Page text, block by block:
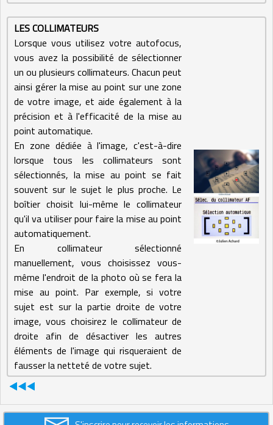
LES COLLIMATEURS
Lorsque vous utilisez votre autofocus,
vous avez la possibilité de sélectionner
un ou plusieurs collimateurs. Chacun peut
ainsi gérer la mise au point sur une zone
de votre image, et aide également à la
précision et à l'efficacité de la mise au
point automatique.
En zone dédiée à l'image, c'est-à-dire
lorsque tous les collimateurs sont
sélectionnés, la mise au point se fait
souvent sur le sujet le plus proche. Le
boîtier choisit lui-même le collimateur
qu'il va utiliser pour faire la mise au point
automatiquement.
En collimateur sélectionné
manuellement, vous choisissez vous-
même l'endroit de la photo où se fera la
mise au point. Par exemple, si votre
sujet est sur la partie droite de votre
image, vous choisirez le collimateur de
droite afin de désactiver les autres
éléments de l'image qui risqueraient de
fausser la netteté de votre sujet.